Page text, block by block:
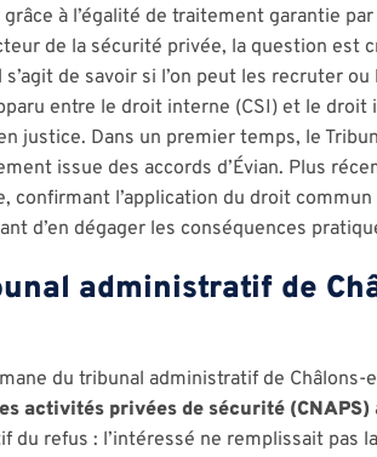
à l’égalité de traitement garantie
de la sécurité privée, la question est
de savoir si l’on peut les recruter
entre le droit interne (CSI) et le droit
justice. Dans un premier temps, le
issue des accords d’Évian. Plus
confirmant l’application du droit
d’en dégager les conséquences
administratif de
du tribunal administratif de
activités privées de sécurité (CNAPS)
du refus : l’intéressé ne remplissait pas